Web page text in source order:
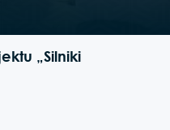
„Silniki